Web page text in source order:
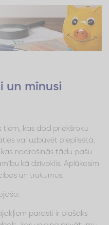
un mīnusi
tiem, kas dod priekšroku
vai uzbūvēt piepilsētā,
nodrošinās tādu pašu
kā dzīvoklis. Aplūkosim
un trūkumus.
parasti ir plašāks